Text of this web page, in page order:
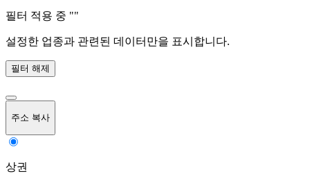
필터 적용 중 ""
설정한 업종과 관련된 데이터만을 표시합니다.
필터 해제
주소 복사
상권